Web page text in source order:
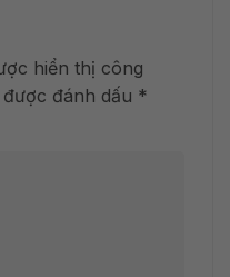
hiển thị công
đánh dấu *